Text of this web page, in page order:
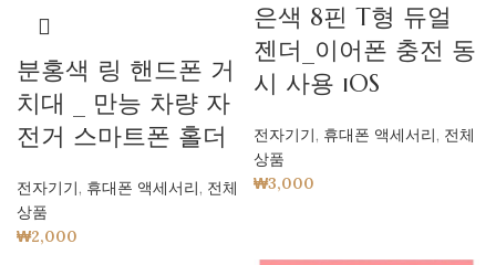
분홍색 링 핸드폰 거
치대 _ 만능 차량 자
전거 스마트폰 홀더
전자기기, 휴대폰 액세서리, 전체
상품
₩2,000
은색 8핀 T형 듀얼
젠더_이어폰 충전 동
시 사용 iOS
전자기기, 휴대폰 액세서리, 전체
상품
₩3,000